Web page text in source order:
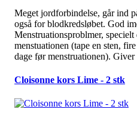
Meget jordforbindelse, går ind
også for blodkredsløbet. God
Menstruationsproblmer,
menstuationen (tape en sten,
dage før menstruationen). Giver
Cloisonne kors Lime - 2 stk